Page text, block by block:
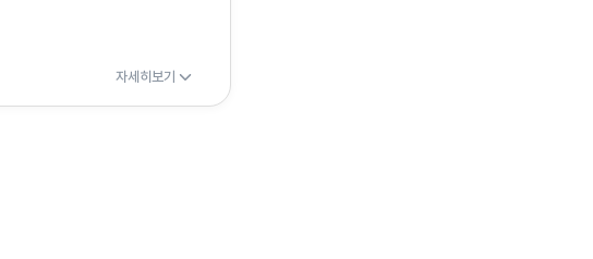
자세히보기